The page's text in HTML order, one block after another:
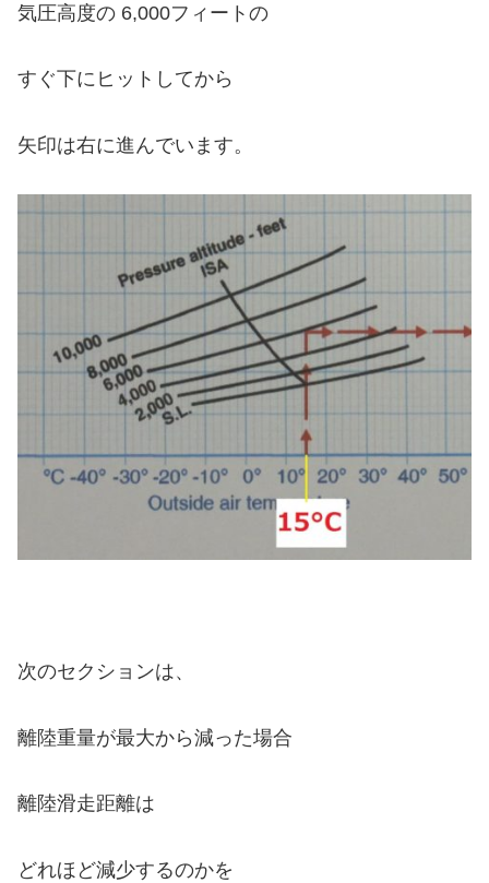
気圧高度の 6,000フィートの
すぐ下にヒットしてから
矢印は右に進んでいます。
次のセクションは、
離陸重量が最大から減った場合
離陸滑走距離は
どれほど減少するのかを